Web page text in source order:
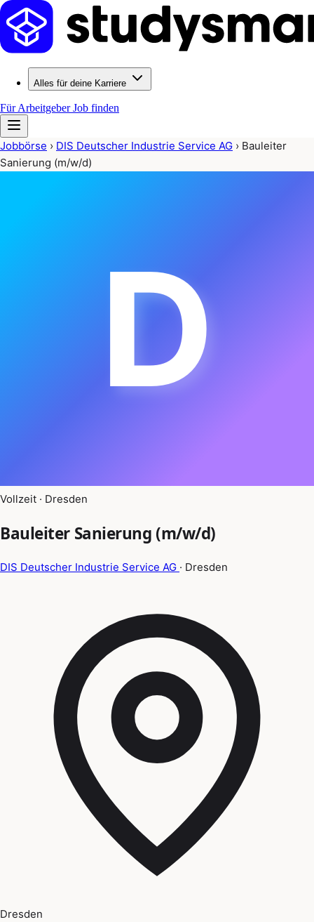
Alles für deine Karriere
Für ArbeitgeberJob finden
Jobbörse › DIS Deutscher Industrie Service AG › Bauleiter
Sanierung (m/w/d)
D
Vollzeit · Dresden
Bauleiter Sanierung (m/w/d)
DIS Deutscher Industrie Service AG · Dresden
Dresden